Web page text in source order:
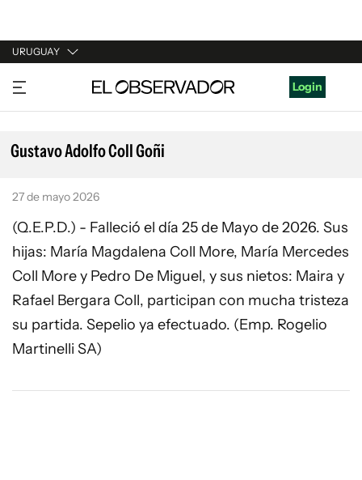
URUGUAY
URUGUAY
ARGENTINA
ESPAÑA
Login
Gustavo Adolfo Coll Goñi
27 de mayo 2026
(Q.E.P.D.) - Falleció el día 25 de Mayo de 2026. Sus
hijas: María Magdalena Coll More, María Mercedes
Coll More y Pedro De Miguel, y sus nietos: Maira y
Rafael Bergara Coll, participan con mucha tristeza
su partida. Sepelio ya efectuado. (Emp. Rogelio
Martinelli SA)